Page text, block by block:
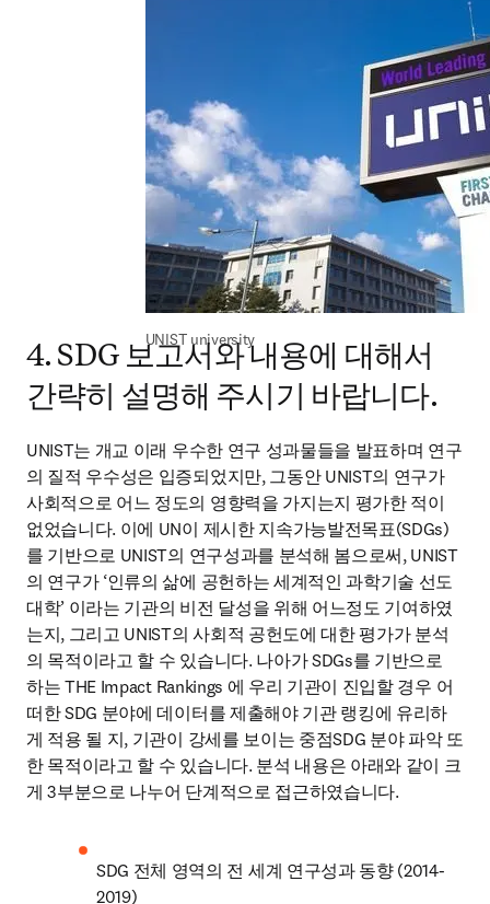
UNIST university
4. SDG 보고서와 내용에 대해서
간략히 설명해 주시기 바랍니다.
UNIST는 개교 이래 우수한 연구 성과물들을 발표하며 연구
의 질적 우수성은 입증되었지만, 그동안 UNIST의 연구가
사회적으로 어느 정도의 영향력을 가지는지 평가한 적이
없었습니다. 이에 UN이 제시한 지속가능발전목표(SDGs)
를 기반으로 UNIST의 연구성과를 분석해 봄으로써, UNIST
의 연구가 ‘인류의 삶에 공헌하는 세계적인 과학기술 선도
대학’ 이라는 기관의 비전 달성을 위해 어느정도 기여하였
는지, 그리고 UNIST의 사회적 공헌도에 대한 평가가 분석
의 목적이라고 할 수 있습니다. 나아가 SDGs를 기반으로
하는 THE Impact Rankings 에 우리 기관이 진입할 경우 어
떠한 SDG 분야에 데이터를 제출해야 기관 랭킹에 유리하
게 적용 될 지, 기관이 강세를 보이는 중점SDG 분야 파악 또
한 목적이라고 할 수 있습니다. 분석 내용은 아래와 같이 크
게 3부분으로 나누어 단계적으로 접근하였습니다.
SDG 전체 영역의 전 세계 연구성과 동향 (2014-
2019)